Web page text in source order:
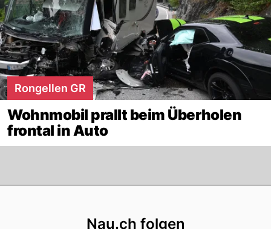
Rongellen GR
Wohnmobil prallt beim Überholen
frontal in Auto
Nau.ch folgen